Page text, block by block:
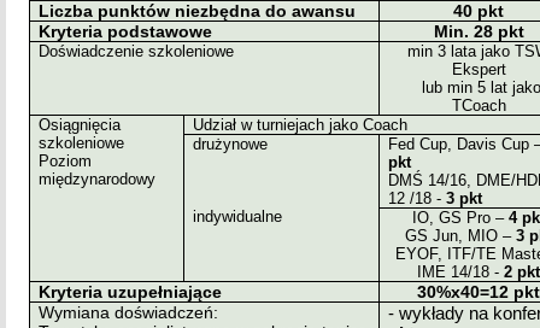
Liczba punktów niezbędna do awansu
40 pkt
Kryteria podstawowe
Min. 28 pkt
Doświadczenie szkoleniowe
min 3 lata jako
Ekspert
lub min 5 lat jako
TCoach
Osiągnięcia
szkoleniowe
Poziom
międzynarodowy
Udział w turniejach jako Coach
drużynowe
Fed Cup, Davis Cup
pkt
DMŚ 14/16, DME/
12 /18 -3 pkt
indywidualne
IO, GS Pro –4
GS Jun, MIO –3
EYOF, ITF/TE
IME 14/18 -2 pkt
Kryteria uzupełniające
30%x40=12 pkt
Wymiana doświadczeń:
- wykłady na